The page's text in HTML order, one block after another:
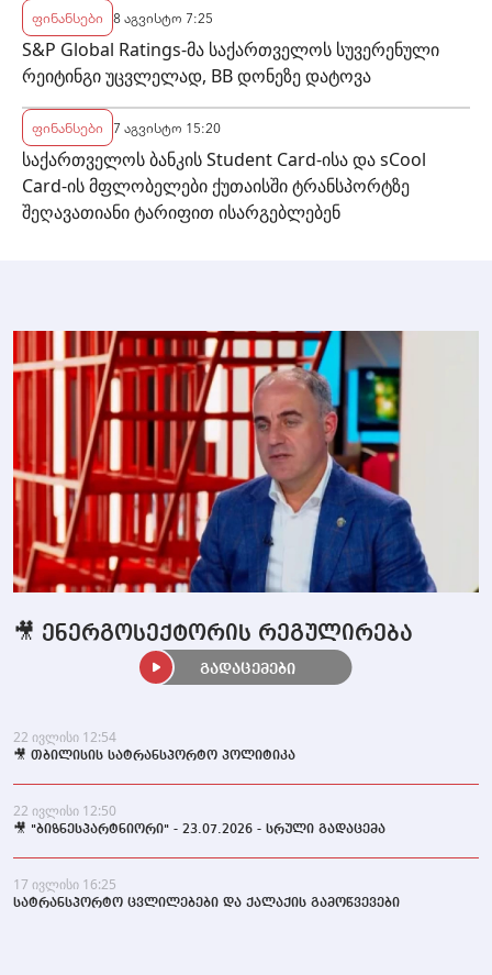
ფინანსები 8 აგვისტო 7:25
S&P Global Ratings-მა საქართველოს სუვერენული
რეიტინგი უცვლელად, BB დონეზე დატოვა
ფინანსები 7 აგვისტო 15:20
საქართველოს ბანკის Student Card-ისა და sCool
Card-ის მფლობელები ქუთაისში ტრანსპორტზე
შეღავათიანი ტარიფით ისარგებლებენ
22 ივლისი 12:54
🎥 თბილისის სატრანსპორტო პოლიტიკა
22 ივლისი 12:50
🎥 "ბიზნესპარტნიორი" - 23.07.2026 - სრული გადაცემა
17 ივლისი 16:25
სატრანსპორტო ცვლილებები და ქალაქის გამოწვევები
🎥 ენერგოსექტორის რეგულირება
გადაცემები